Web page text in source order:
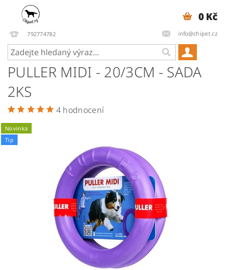
792774782 info@chipet.cz
0 Kč
PULLER MIDI - 20/3CM - SADA
2KS
4 hodnocení
Novinka
Tip